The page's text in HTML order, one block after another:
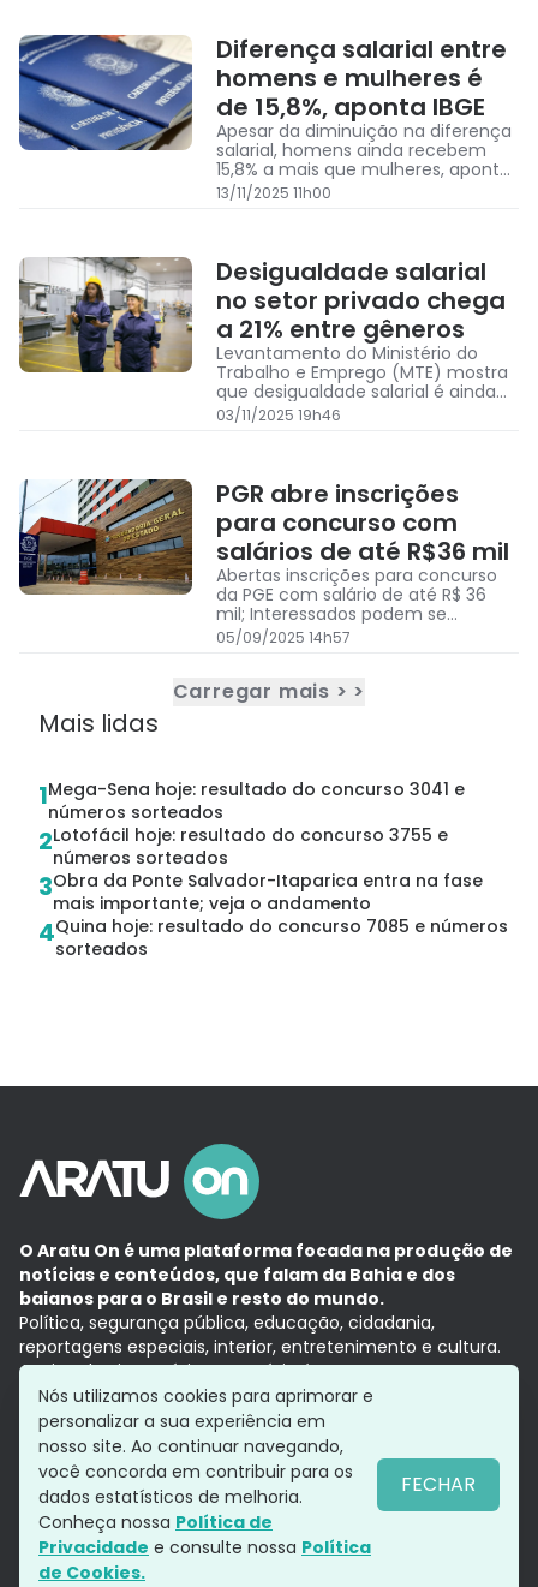
Diferença salarial entre
homens e mulheres é
de 15,8%, aponta IBGE
Apesar da diminuição na diferença
salarial, homens ainda recebem
15,8% a mais que mulheres, aponta
IBGE
13/11/2025 11h00
Desigualdade salarial
no setor privado chega
a 21% entre gêneros
Levantamento do Ministério do
Trabalho e Emprego (MTE) mostra
que desigualdade salarial é ainda
maior entre mulheres negras e
homens não negros
03/11/2025 19h46
PGR abre inscrições
para concurso com
salários de até R$36 mil
Abertas inscrições para concurso
da PGE com salário de até R$ 36
mil; Interessados podem se
inscrever até 19 de setembro
05/09/2025 14h57
Carregar mais > >
Mais lidas
1Mega-Sena hoje: resultado do concurso 3041 e
números sorteados
2Lotofácil hoje: resultado do concurso 3755 e
números sorteados
3Obra da Ponte Salvador-Itaparica entra na fase
mais importante; veja o andamento
4Quina hoje: resultado do concurso 7085 e números
sorteados
O Aratu On é uma plataforma focada na produção de
notícias e conteúdos, que falam da Bahia e dos
baianos para o Brasil e resto do mundo.
Política, segurança pública, educação, cidadania,
reportagens especiais, interior, entretenimento e cultura.
Aqui, tudo vira notícia e a notícia é no tempo presente,
com a credibilidade do Grupo Aratu.
Grupo Aratu
Política de privacidade
Siga-nos
Nós utilizamos cookies para aprimorar e
personalizar a sua experiência em
nosso site. Ao continuar navegando,
você concorda em contribuir para os
dados estatísticos de melhoria.
Conheça nossa Política de
Privacidade e consulte nossa Política
de Cookies.
FECHAR